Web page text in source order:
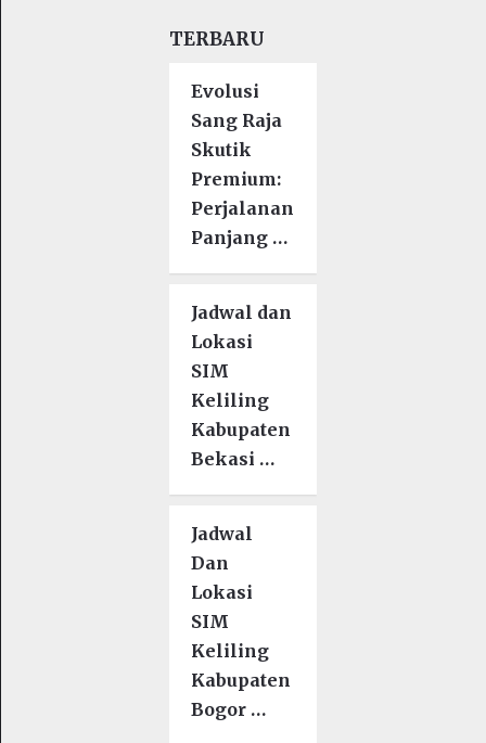
TERBARU
Evolusi
Sang Raja
Skutik
Premium:
Perjalanan
Panjang …
Jadwal dan
Lokasi
SIM
Keliling
Kabupaten
Bekasi …
Jadwal
Dan
Lokasi
SIM
Keliling
Kabupaten
Bogor …